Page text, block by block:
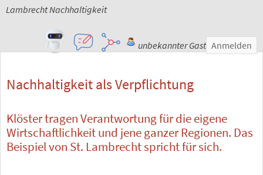
Lambrecht Nachhaltigkeit
unbekannter Gast Anmelden
Nachhaltigkeit als Verpflichtung
Klöster tragen Verantwortung für die eigene
Wirtschaftlichkeit und jene ganzer Regionen. Das
Beispiel von St. Lambrecht spricht für sich.